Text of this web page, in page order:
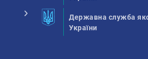
Державна служба
України